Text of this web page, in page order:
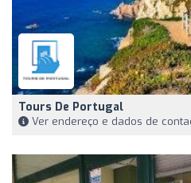
Tours De Portugal
Ver endereço e dados de